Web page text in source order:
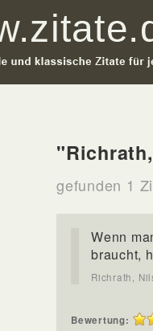
gefunden 1
Wenn
braucht,
Richrath,
Bewertung: